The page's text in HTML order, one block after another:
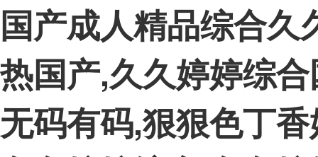
国产成人精品综合久
热国产,久久婷婷综
无码有码,狠狠色丁